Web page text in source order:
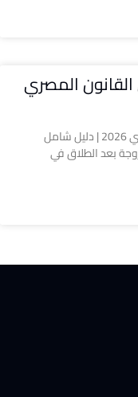
المصري
حقوق الزوجة بعد الطلاق في القانون المصري 2026 | دليل شامل
بعد الطلاق في